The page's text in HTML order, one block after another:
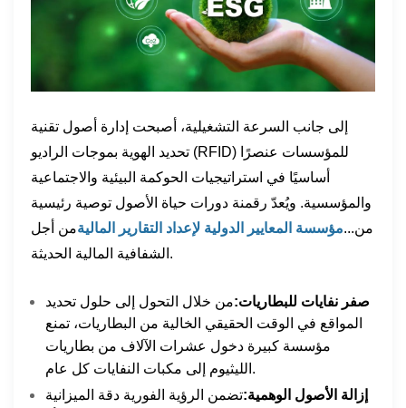
إلى جانب السرعة التشغيلية، أصبحت إدارة أصول تقنية
تحديد الهوية بموجات الراديو (RFID) للمؤسسات عنصرًا
أساسيًا في استراتيجيات الحوكمة البيئية والاجتماعية
والمؤسسية. ويُعدّ رقمنة دورات حياة الأصول توصية رئيسية
من...مؤسسة المعايير الدولية لإعداد التقارير الماليةمن أجل
الشفافية المالية الحديثة.
صفر نفايات للبطاريات:من خلال التحول إلى حلول تحديد
المواقع في الوقت الحقيقي الخالية من البطاريات، تمنع
مؤسسة كبيرة دخول عشرات الآلاف من بطاريات
الليثيوم إلى مكبات النفايات كل عام.
إزالة الأصول الوهمية:تضمن الرؤية الفورية دقة الميزانية